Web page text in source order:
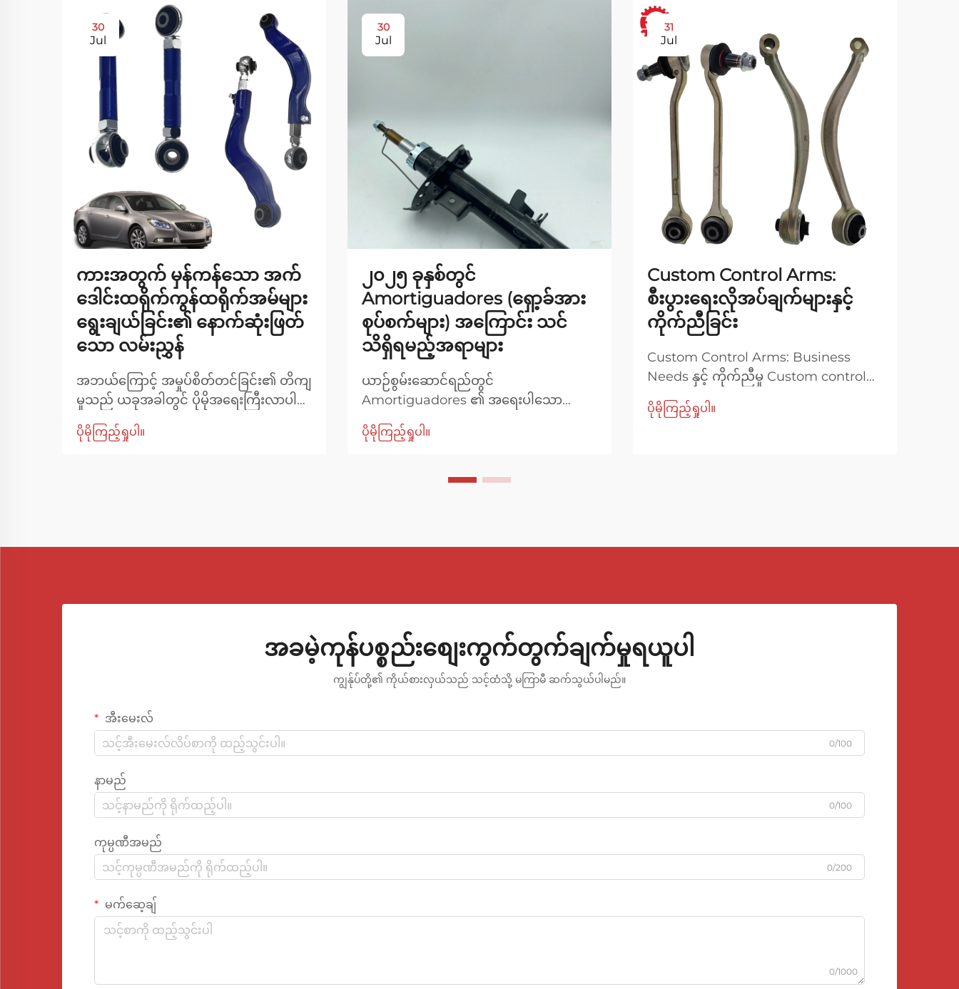
30
Jul
ကားအတွက် မှန်ကန်သော အက်
ဒေါင်းထရိုက်ကွန်ထရိုက်အမ်များ
ရွေးချယ်ခြင်း၏ နောက်ဆုံးဖြတ်
သော လမ်းညွှန်
အဘယ်ကြောင့် အမှုပ်စိတ်တင်ခြင်း၏ တိကျ
မှုသည် ယခုအခါတွင် ပိုမိုအရေးကြီးလာပါ
များသည် ကားပါတီဝင်များနှင့် နေ့စဉ်မောင်း
ပိုမိုကြည့်ရှုပါ။
30
Jul
၂၀၂၅ ခုနှစ်တွင်
Amortiguadores (ရှော့ခ်အား
စုပ်စက်များ) အကြောင်း သင်
သိရှိရမည့်အရာများ
ယာဉ်စွမ်းဆောင်ရည်တွင်
Amortiguadores ၏ အရေးပါသော
အားဖြင့် ရုပ်ထွက်စုပ်စက်များအဖြစ်သိရှိပြီး
သော အစိတ်ပိုင်းတစ်ခုဖြစ်ပါသည်။ ၎င်း
ပိုမိုကြည့်ရှုပါ။
31
Jul
Custom Control Arms:
စီးပွားရေးလိုအပ်ချက်များနှင့်
ကိုက်ညီခြင်း
Custom Control Arms: Business
Needs နှင့် ကိုက်ညီမှု Custom control
size-fits-all အစိတ်အပိုင်းများနှင့်မတူဘဲ၊
ပိုမိုကြည့်ရှုပါ။
အခမဲ့ကုန်ပစ္စည်းစျေးကွက်တွက်ချက်မှုရယူပါ
ကျွန်ုပ်တို့၏ ကိုယ်စားလှယ်သည် သင့်ထံသို့ မကြာမီ ဆက်သွယ်ပါမည်။
အီးမေးလ်
0/100
နာမည်
0/100
ကုမ္ပဏီအမည်
0/200
မက်ဆေ့ချ်
0/1000